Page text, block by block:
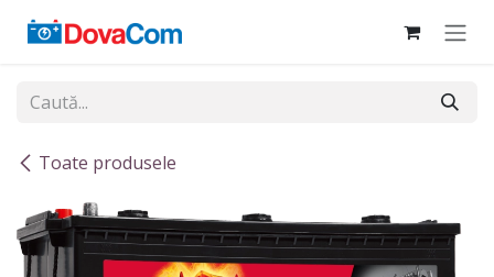
Toate produsele